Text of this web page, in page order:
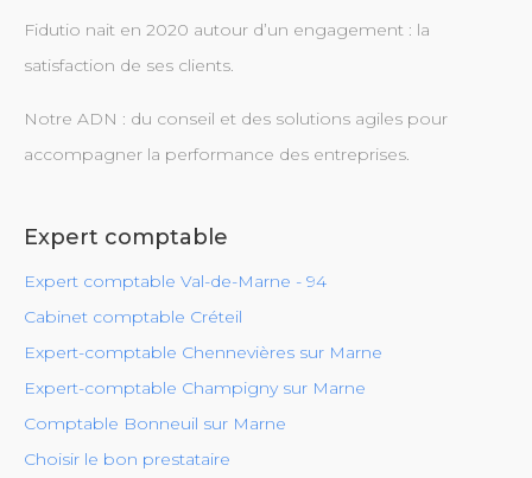
Fidutio nait en 2020 autour d’un engagement : la
satisfaction de ses clients.
Notre ADN : du conseil et des solutions agiles pour
accompagner la performance des entreprises.
Expert comptable
Expert comptable Val-de-Marne - 94
Cabinet comptable Créteil
Expert-comptable Chennevières sur Marne
Expert-comptable Champigny sur Marne
Comptable Bonneuil sur Marne
Choisir le bon prestataire